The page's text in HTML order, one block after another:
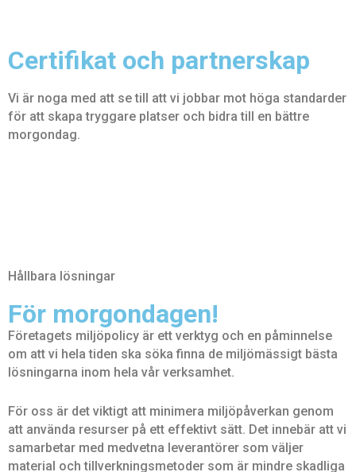
Certifikat och partnerskap
Vi är noga med att se till att vi jobbar mot höga standarder
för att skapa tryggare platser och bidra till en bättre
morgondag.
Hållbara lösningar
För morgondagen!
Företagets miljöpolicy är ett verktyg och en påminnelse
om att vi hela tiden ska söka finna de miljömässigt bästa
lösningarna inom hela vår verksamhet.
För oss är det viktigt att minimera miljöpåverkan genom
att använda resurser på ett effektivt sätt. Det innebär att vi
samarbetar med medvetna leverantörer som väljer
material och tillverkningsmetoder som är mindre skadliga